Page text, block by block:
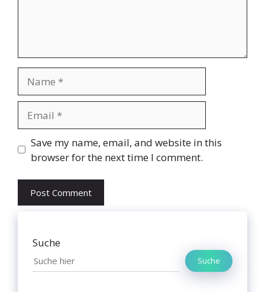
Website
Save my name, email, and website in this
browser for the next time I comment.
Suche
Suche